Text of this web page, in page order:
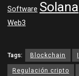
SoftwareSolana
Web3
Tags: Blockchain
Regulación cripto